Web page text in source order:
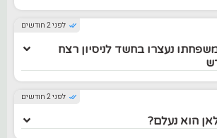
לפני 2 חודשים
קרובי משפחתו נעצרו בחשד לניסיון רצח
לפני 2 חודשים
הוא נעלם?